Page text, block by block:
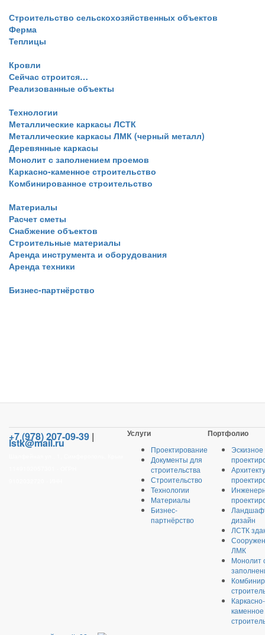
Строительство сельскохозяйственных объектов
Ферма
Теплицы
Кровли
Сейчас строится…
Реализованные объекты
Технологии
Металлические каркасы ЛСТК
Металлические каркасы ЛМК (черный металл)
Деревянные каркасы
Монолит с заполнением проемов
Каркасно-каменное строительство
Комбинированное строительство
Материалы
Расчет сметы
Снабжение объектов
Строительные материалы
Аренда инструмента и оборудования
Аренда техники
Бизнес-партнёрство
+7 (978) 207-09-39 |
lstk@mail.ru
Услуги
Проектирование
Документы для
строительства
Строительство
Технологии
Материалы
Бизнес-
партнёрство
Портфолио
Эскизное
дизайн
ЛСТК
ЛМК
Монолит
Каркасно-
каменное